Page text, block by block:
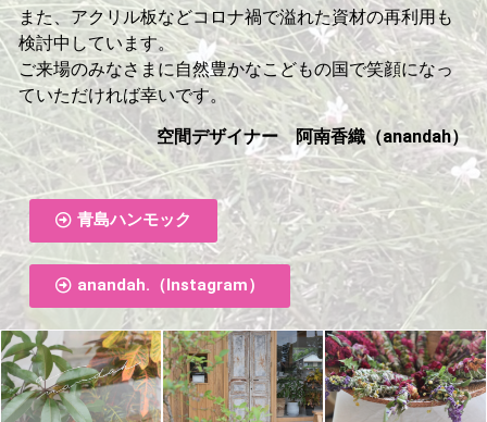
また、アクリル板などコロナ禍で溢れた資材の再利用も
検討中しています。
ご来場のみなさまに自然豊かなこどもの国で笑顔になっ
ていただければ幸いです。
空間デザイナー 阿南香織（anandah）
青島ハンモック
anandah.（Instagram）